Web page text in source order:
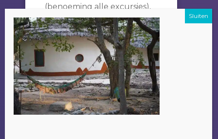
(benoeming alle excursies),
en dit ook over meerdere
dagen verspreiden indien
het wensenlijstje te lang
wordt.
Een bijkomend voordeel om
je excursie bij Alladin te
doen is dat het geld wat je
betaald ten goede komt aan